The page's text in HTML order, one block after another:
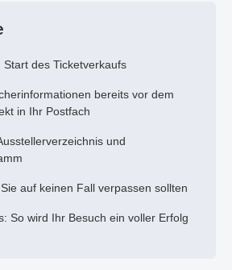
Start des Ticketverkaufs
bereits vor dem
in Ihr Postfach
und
auf keinen Fall verpassen sollten
So wird Ihr Besuch ein voller Erfolg